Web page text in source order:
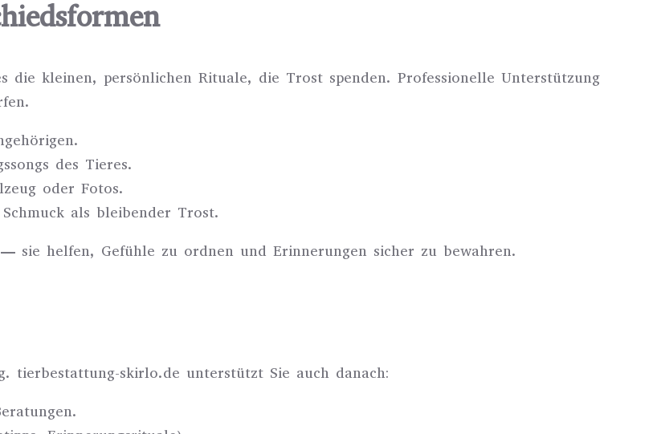
die kleinen, persönlichen Rituale, die Trost spenden. Professionelle Unterstützung
des Tieres.
oder Fotos.
als bleibender Trost.
sie helfen, Gefühle zu ordnen und Erinnerungen sicher zu bewahren.
skirlo.de unterstützt Sie auch danach: